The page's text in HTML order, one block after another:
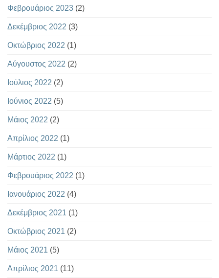
Φεβρουάριος 2023 (2)
Δεκέμβριος 2022 (3)
Οκτώβριος 2022 (1)
Αύγουστος 2022 (2)
Ιούλιος 2022 (2)
Ιούνιος 2022 (5)
Μάιος 2022 (2)
Απρίλιος 2022 (1)
Μάρτιος 2022 (1)
Φεβρουάριος 2022 (1)
Ιανουάριος 2022 (4)
Δεκέμβριος 2021 (1)
Οκτώβριος 2021 (2)
Μάιος 2021 (5)
Απρίλιος 2021 (11)